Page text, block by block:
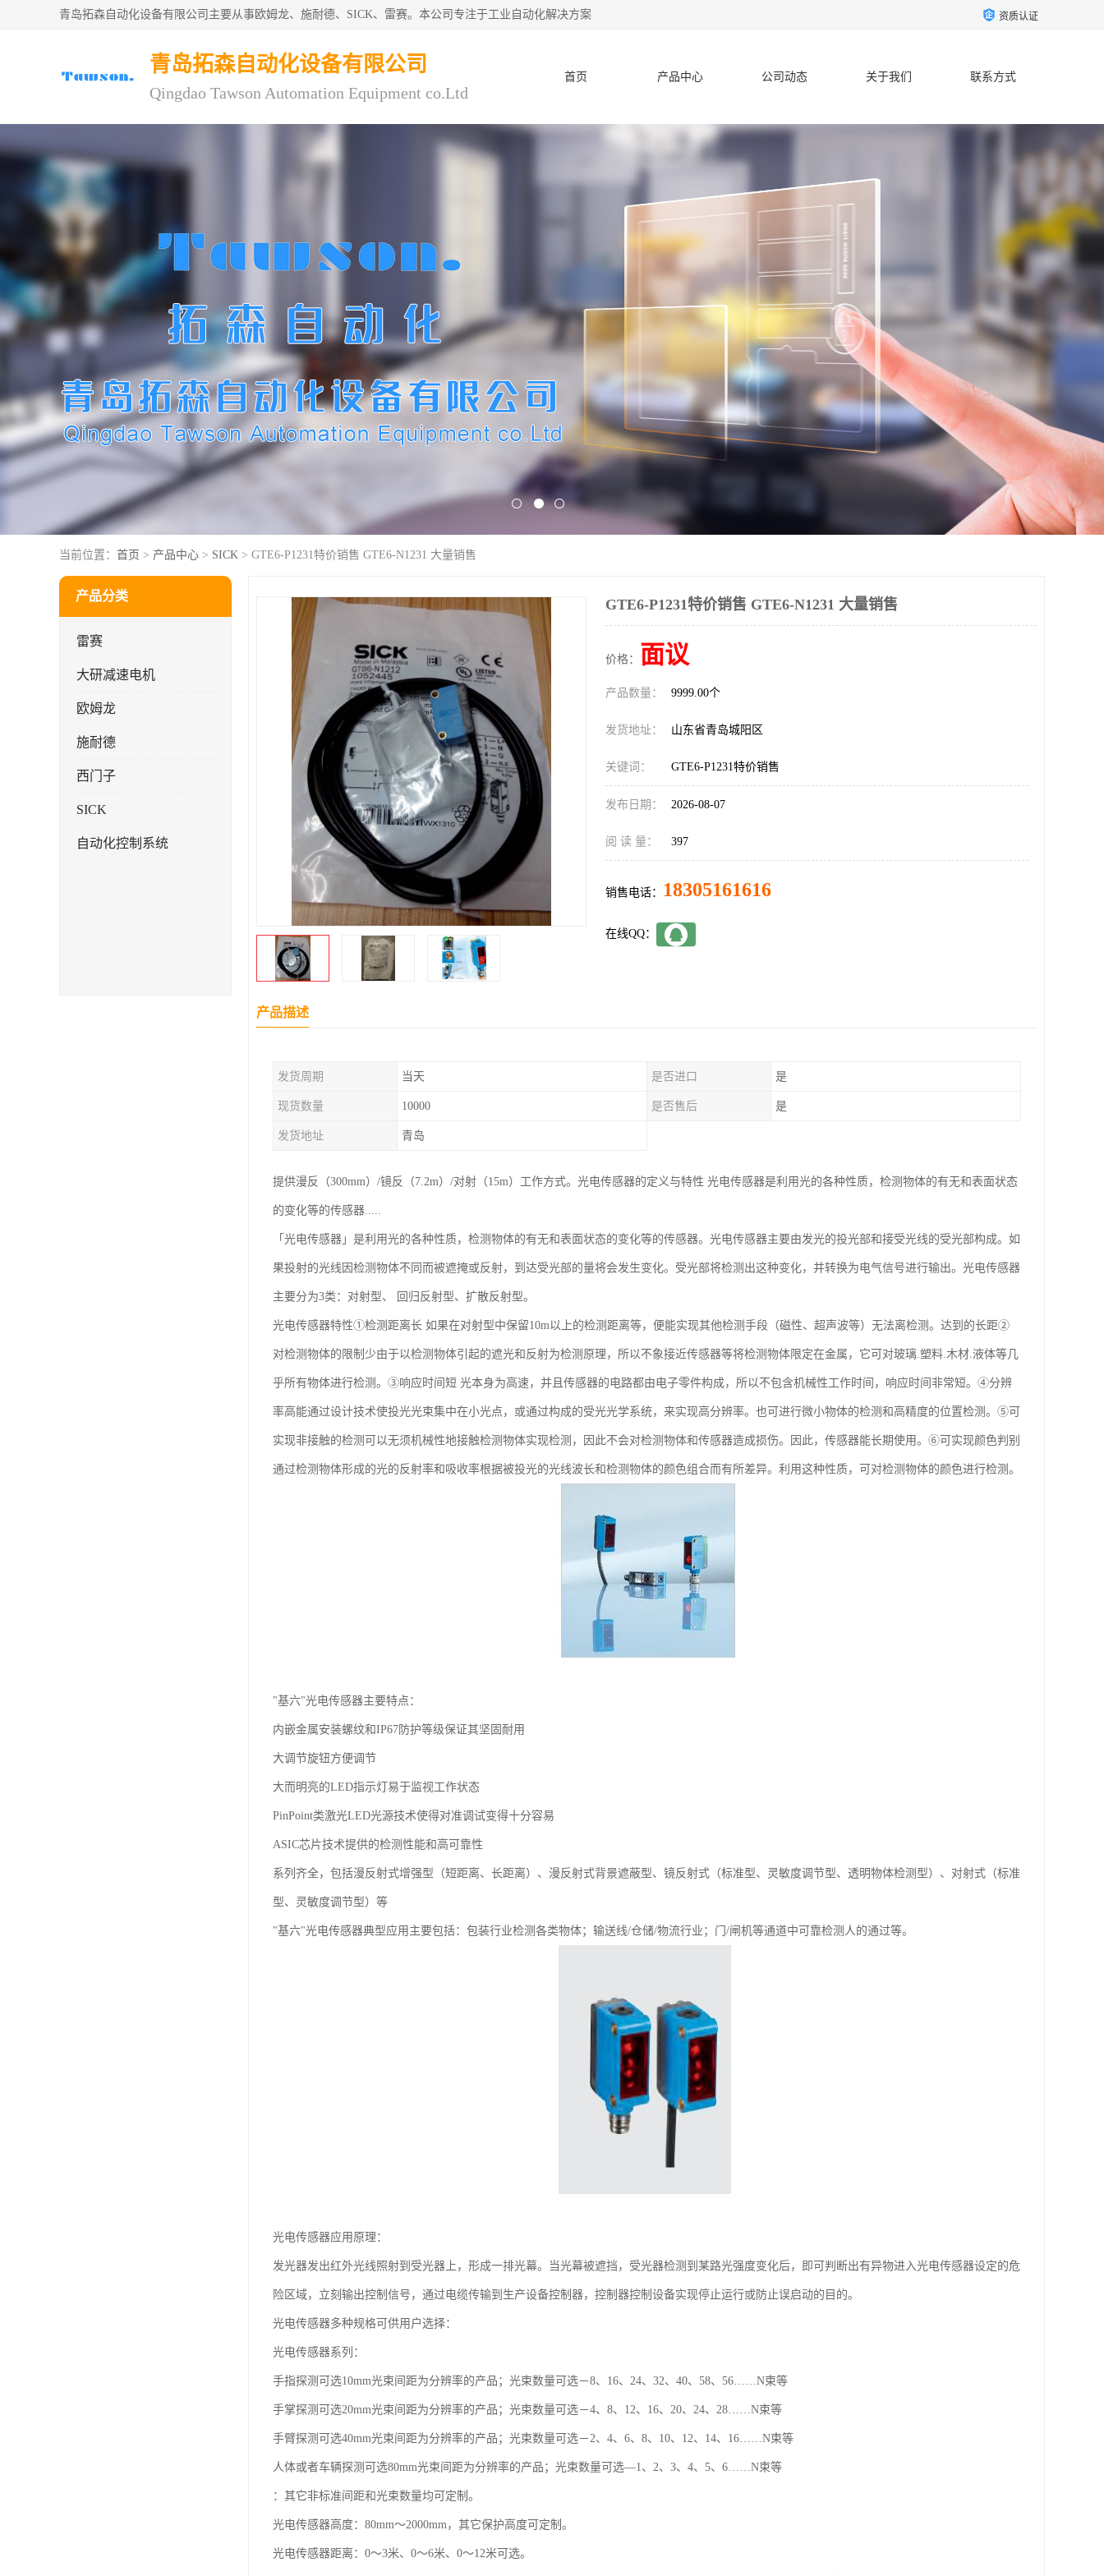
青岛拓森自动化设备有限公司主要从事欧姆龙、施耐德、SICK、雷赛。本公司专注于工业自动化解决方案 资质认证
青岛拓森自动化设备有限公司
Qingdao Tawson Automation Equipment co.Ltd
首页 产品中心 公司动态 关于我们 联系方式
当前位置： 首页 > 产品中心 > SICK > GTE6-P1231特价销售 GTE6-N1231 大量销售
产品分类
雷赛
大研减速电机
欧姆龙
施耐德
西门子
SICK
自动化控制系统
GTE6-P1231特价销售 GTE6-N1231 大量销售
价格： 面议
产品数量： 9999.00个
发货地址： 山东省青岛城阳区
关键词： GTE6-P1231特价销售
发布日期： 2026-08-07
阅 读 量： 397
销售电话： 18305161616
在线QQ：
产品描述
发货周期 当天 是否进口 是
现货数量 10000 是否售后 是
发货地址 青岛
提供漫反（300mm）/镜反（7.2m）/对射（15m）工作方式。光电传感器的定义与特性 光电传感器是利用光的各种性质，检测物体的有无和表面状态
的变化等的传感器.....
「光电传感器」是利用光的各种性质，检测物体的有无和表面状态的变化等的传感器。光电传感器主要由发光的投光部和接受光线的受光部构成。如
果投射的光线因检测物体不同而被遮掩或反射，到达受光部的量将会发生变化。受光部将检测出这种变化，并转换为电气信号进行输出。光电传感器
主要分为3类：对射型、 回归反射型、扩散反射型。
光电传感器特性①检测距离长 如果在对射型中保留10m以上的检测距离等，便能实现其他检测手段（磁性、超声波等）无法离检测。达到的长距②
对检测物体的限制少由于以检测物体引起的遮光和反射为检测原理，所以不象接近传感器等将检测物体限定在金属，它可对玻璃.塑料.木材.液体等几
乎所有物体进行检测。③响应时间短 光本身为高速，并且传感器的电路都由电子零件构成，所以不包含机械性工作时间，响应时间非常短。④分辨
率高能通过设计技术使投光光束集中在小光点，或通过构成的受光光学系统，来实现高分辨率。也可进行微小物体的检测和高精度的位置检测。⑤可
实现非接触的检测可以无须机械性地接触检测物体实现检测，因此不会对检测物体和传感器造成损伤。因此，传感器能长期使用。⑥可实现颜色判别
通过检测物体形成的光的反射率和吸收率根据被投光的光线波长和检测物体的颜色组合而有所差异。利用这种性质，可对检测物体的颜色进行检测。
"基六"光电传感器主要特点：
内嵌金属安装螺纹和IP67防护等级保证其坚固耐用
大调节旋钮方便调节
大而明亮的LED指示灯易于监视工作状态
PinPoint类激光LED光源技术使得对准调试变得十分容易
ASIC芯片技术提供的检测性能和高可靠性
系列齐全，包括漫反射式增强型（短距离、长距离）、漫反射式背景遮蔽型、镜反射式（标准型、灵敏度调节型、透明物体检测型）、对射式（标准
型、灵敏度调节型）等
"基六"光电传感器典型应用主要包括：包装行业检测各类物体；输送线/仓储/物流行业；门/闸机等通道中可靠检测人的通过等。
光电传感器应用原理：
发光器发出红外光线照射到受光器上，形成一排光幕。当光幕被遮挡，受光器检测到某路光强度变化后，即可判断出有异物进入光电传感器设定的危
险区域，立刻输出控制信号，通过电缆传输到生产设备控制器，控制器控制设备实现停止运行或防止误启动的目的。
光电传感器多种规格可供用户选择：
光电传感器系列：
手指探测可选10mm光束间距为分辨率的产品；光束数量可选－8、16、24、32、40、58、56……N束等
手掌探测可选20mm光束间距为分辨率的产品；光束数量可选－4、8、12、16、20、24、28……N束等
手臂探测可选40mm光束间距为分辨率的产品；光束数量可选－2、4、6、8、10、12、14、16……N束等
人体或者车辆探测可选80mm光束间距为分辨率的产品；光束数量可选—1、2、3、4、5、6……N束等
：其它非标准间距和光束数量均可定制。
光电传感器高度：80mm～2000mm，其它保护高度可定制。
光电传感器距离：0～3米、0～6米、0～12米可选。